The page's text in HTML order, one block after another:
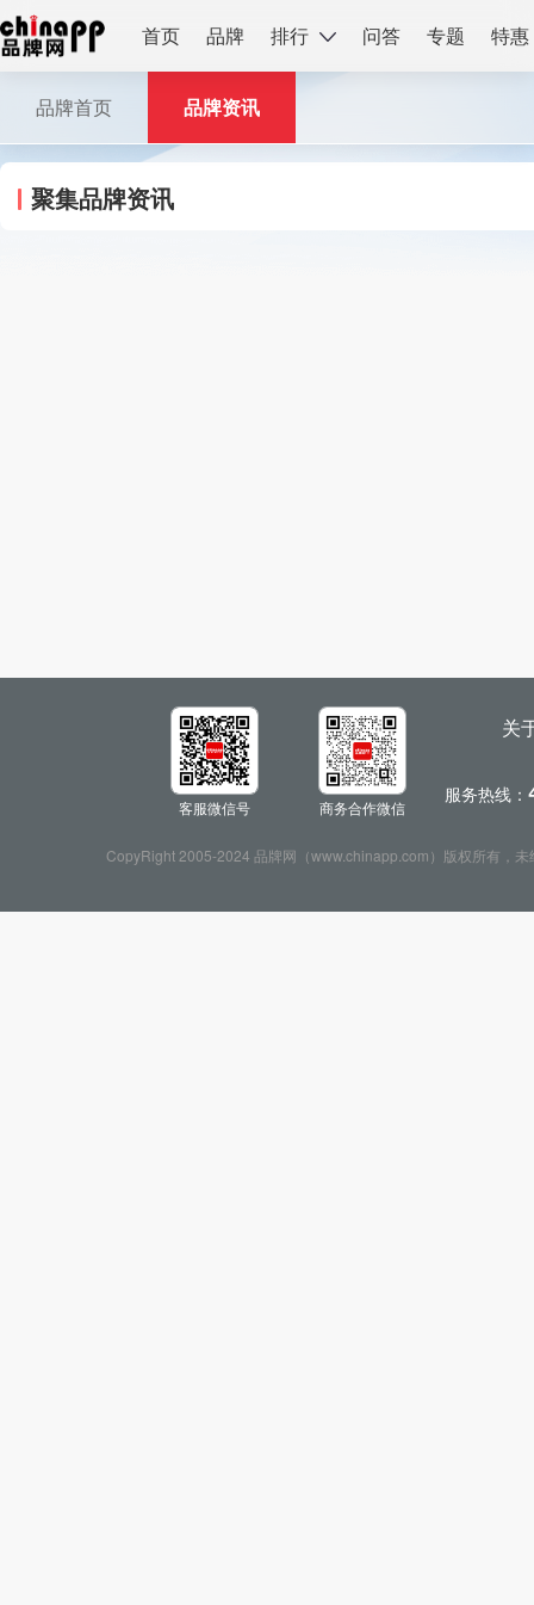
首页 品牌 排行 问答 专题 特惠
品牌首页 品牌资讯
聚集品牌资讯
客服微信号 商务合作微信
关
服务热线：
CopyRight 2005-2024 品牌网（www.chinapp.com）版权所有，